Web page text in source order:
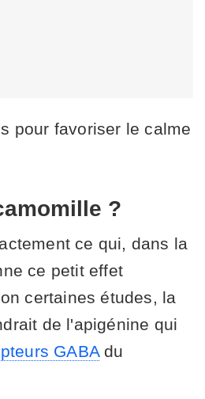
pour favoriser le calme
?
ce qui, dans la
ce petit effet
certaines études, la
de l'apigénine qui
GABAdu